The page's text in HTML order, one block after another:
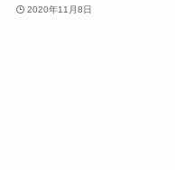
2020年11月8日